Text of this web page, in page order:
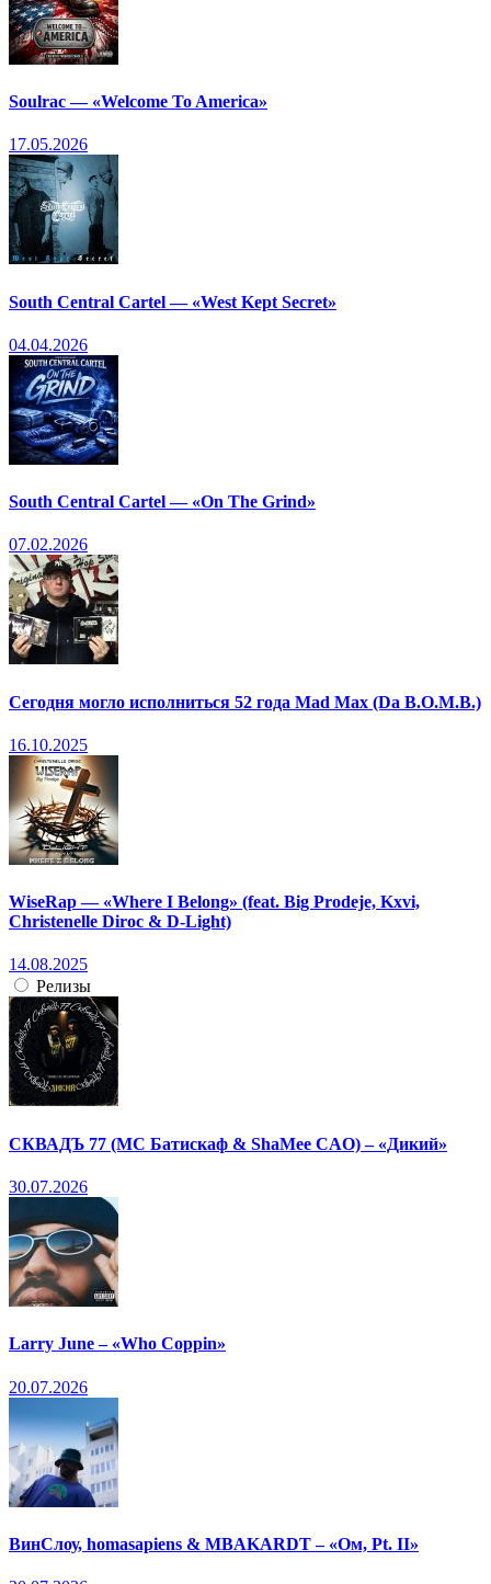
Soulrac — «Welcome To America»
17.05.2026
South Central Cartel — «West Kept Secret»
04.04.2026
South Central Cartel — «On The Grind»
07.02.2026
Сегодня могло исполниться 52 года Mad Max (Da B.O.M.B.)
16.10.2025
WiseRap — «Where I Belong» (feat. Big Prodeje, Kxvi,
Christenelle Diroc & D-Light)
14.08.2025
Релизы
СКВАДЪ 77 (МС Батискаф & ShaMee CAO) – «Дикий»
30.07.2026
Larry June – «Who Coppin»
20.07.2026
ВинСлоу, homasapiens & MBAKARDT – «Ом, Pt. II»